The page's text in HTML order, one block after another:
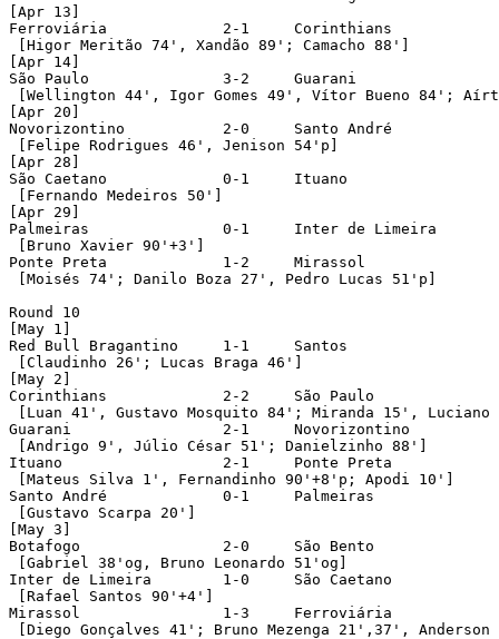
[Apr 13]
Ferroviária		2-1	Corinthians
[Higor Meritão 74', Xandão 89'; Camacho 88']
[Apr 14]
São Paulo		3-2	Guarani
[Wellington 44', Igor Gomes 49', Vítor Bueno 84';
[Apr 20]
Novorizontino		2-0	Santo André
[Felipe Rodrigues 46', Jenison 54'p]
[Apr 28]
São Caetano		0-1	Ituano
[Fernando Medeiros 50']
[Apr 29]
Palmeiras		0-1	Inter de Limeira
[Bruno Xavier 90'+3']
Ponte Preta		1-2	Mirassol
[Moisés 74'; Danilo Boza 27', Pedro Lucas 51'p]
Round 10
[May 1]
Red Bull Bragantino	1-1	Santos
[Claudinho 26'; Lucas Braga 46']
[May 2]
Corinthians		2-2	São Paulo
[Luan 41', Gustavo Mosquito 84'; Miranda 15',
Guarani			2-1	Novorizontino
[Andrigo 9', Júlio César 51'; Danielzinho 88']
Ituano			2-1	Ponte Preta
[Mateus Silva 1', Fernandinho 90'+8'p; Apodi 10']
Santo André		0-1	Palmeiras
[Gustavo Scarpa 20']
[May 3]
Botafogo		2-0	São Bento
[Gabriel 38'og, Bruno Leonardo 51'og]
Inter de Limeira	1-0	São Caetano
[Rafael Santos 90'+4']
Mirassol		1-3	Ferroviária
[Diego Gonçalves 41'; Bruno Mezenga 21',37', Anderson